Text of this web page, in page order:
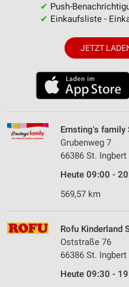
✔ Push-
✔ Einkaufsliste -
JETZT
Ernsting's family
Grubenweg 7
66386 St. Ingbert
Heute 09:00 -
569,57 km
Rofu Kinderland
Oststraße 76
66386 St. Ingbert
Heute 09:30 -